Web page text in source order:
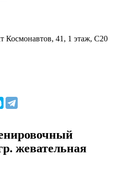
Космонавтов, 41, 1 этаж, С20
жевательная